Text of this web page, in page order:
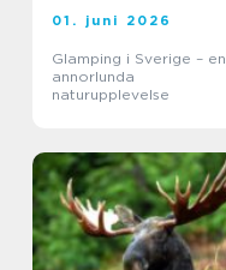
01. juni 2026
Glamping i Sverige – en
annorlunda
naturupplevelse